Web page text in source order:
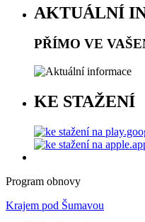
AKTUÁLNÍ
PŘÍMO VE
KE STAŽENÍ
Program obnovy
Krajem pod Šumavou